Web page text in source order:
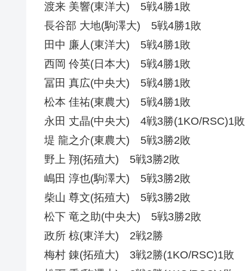
渡来 美響(東洋大) 5戦4勝1敗
長谷部 大地(駒澤大) 5戦4勝1敗
田中 廉人(東洋大) 5戦4勝1敗
西岡 伶英(日本大) 5戦4勝1敗
冨田 真広(中央大) 5戦4勝1敗
松本 佳祐(東農大) 5戦4勝1敗
永田 丈晶(中央大) 4戦3勝(1KO/RSC)1敗
堤 龍之介(東農大) 5戦3勝2敗
野上 翔(拓殖大) 5戦3勝2敗
嶋田 淳也(駒澤大) 5戦3勝2敗
柴山 尊文(拓殖大) 5戦3勝2敗
松下 竜之助(中央大) 5戦3勝2敗
政所 椋(東洋大) 2戦2勝
梅村 錬(拓殖大) 3戦2勝(1KO/RSC)1敗